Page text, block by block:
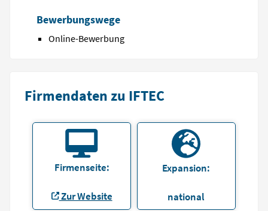
Bewerbungswege
Online-Bewerbung
Firmendaten zu IFTEC
Firmenseite:
Zur Website
Expansion:
national